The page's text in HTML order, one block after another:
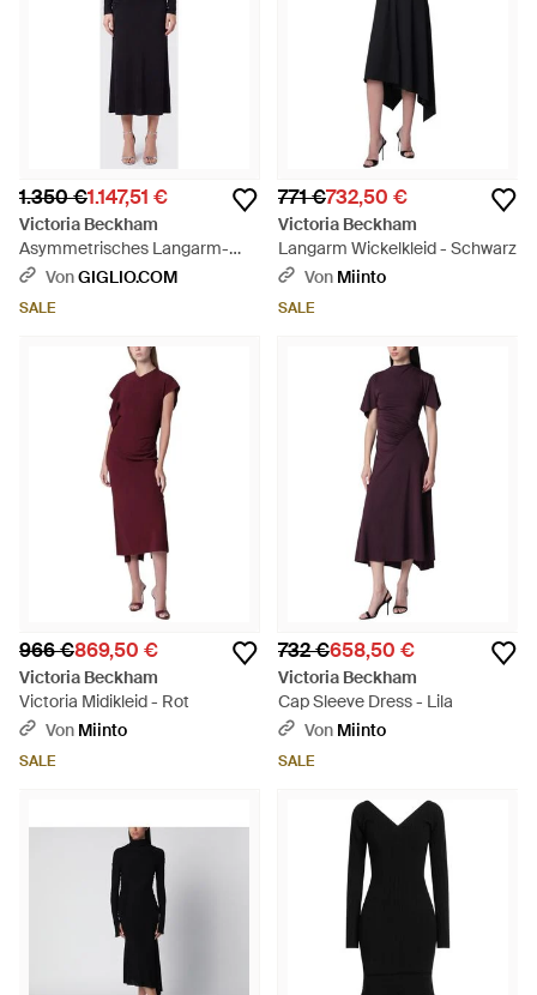
1.350 €1.147,51 €
Victoria Beckham
Asymmetrisches Langarm-
Midikleid Aus Jersey - Blau
VonGIGLIO.COM
SALE
771 €732,50 €
Victoria Beckham
Langarm Wickelkleid - Schwarz
Von Miinto
SALE
966 €869,50 €
Victoria Beckham
Victoria Midikleid - Rot
Von Miinto
SALE
732 €658,50 €
Victoria Beckham
Cap Sleeve Dress - Lila
Von Miinto
SALE